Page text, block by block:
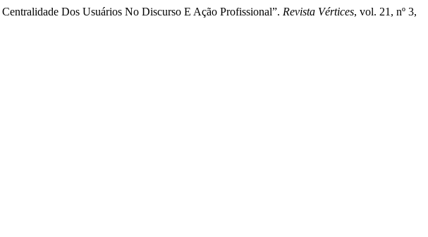
Dos Usuários No Discurso E Ação Profissional”. Revista Vértices, vol. 21, nº 3,